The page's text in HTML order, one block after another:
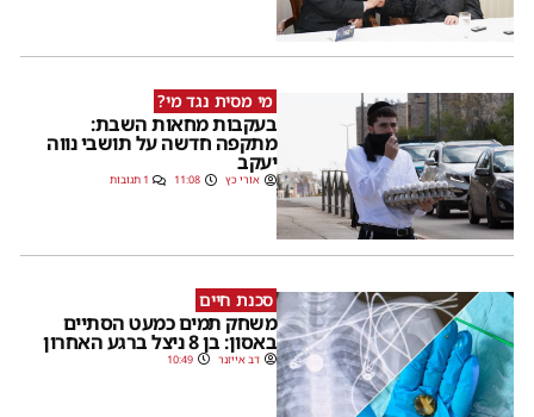
מי מסית נגד מי?
בעקבות מחאות השבת:
מתקפה חדשה על תושבי נווה
יעקב
אורי כץ 11:08 1 תגובות
סכנת חיים
משחק תמים כמעט הסתיים
באסון: בן 8 ניצל ברגע האחרון
דב אייזנר 10:49